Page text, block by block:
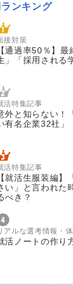
ンキング
接対策
【通過率50％】
」「採用される
活特集記事
外と知らない！
有名企業32社」
活特集記事
【就活生服装編】
い」と言われた
べき？
アルな選考情報・
活ノートの作り